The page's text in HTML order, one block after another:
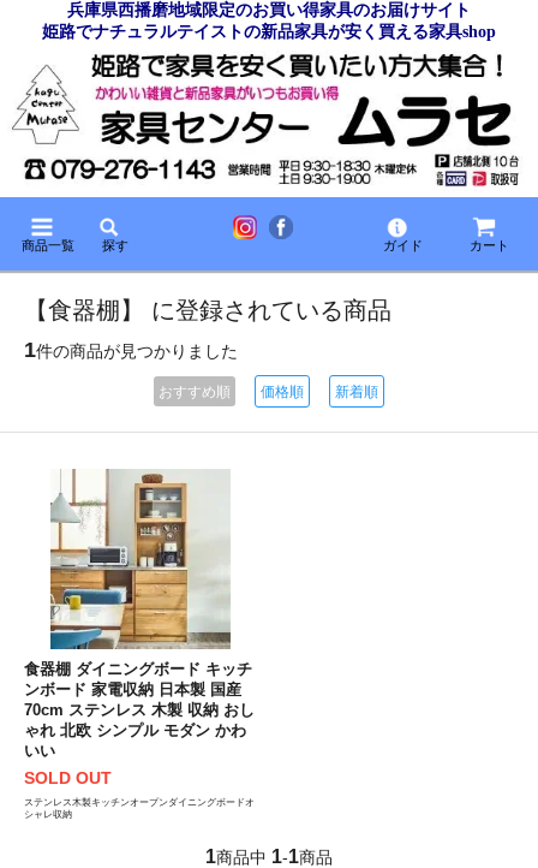
兵庫県西播磨地域限定のお買い得家具のお届けサイト
姫路でナチュラルテイストの新品家具が安く買える家具shop
商品一覧 探す ガイド カート
【食器棚】 に登録されている商品
1件の商品が見つかりました
おすすめ順 価格順 新着順
食器棚 ダイニングボード キッチ
ンボード 家電収納 日本製 国産
70cm ステンレス 木製 収納 おし
ゃれ 北欧 シンプル モダン かわ
いい
SOLD OUT
ステンレス木製キッチンオープンダイニングボードオ
シャレ収納
1商品中 1-1商品